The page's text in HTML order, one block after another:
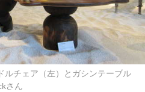
ルチェア（左）とガシンテーブル
さん